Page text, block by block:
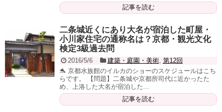
記事を読む
二条城近くにあり大名が宿泊した町屋・
小川家住宅の通称名は？京都・観光文化
検定3級過去問
2016/5/6 建築・庭園・美術, 第12回
🐬 京都水族館のイルカのショーのスケジュールはこち
らです。 【問題】二条城や京都所司代に近かったた
め、上洛した大名が宿泊した...
記事を読む